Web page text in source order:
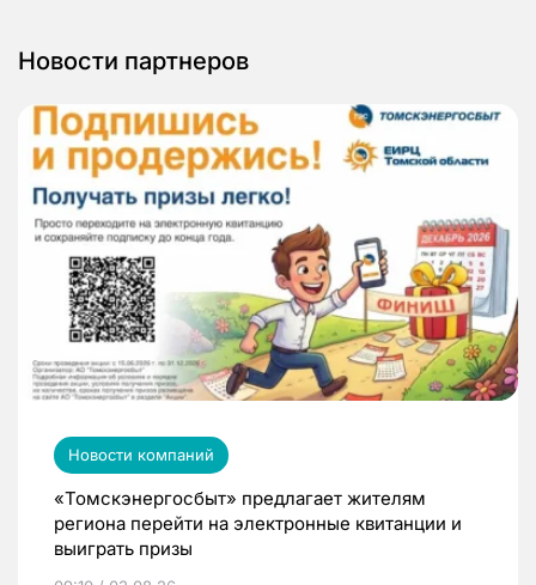
Новости партнеров
Новости компаний
«Томскэнергосбыт» предлагает жителям
региона перейти на электронные квитанции и
выиграть призы